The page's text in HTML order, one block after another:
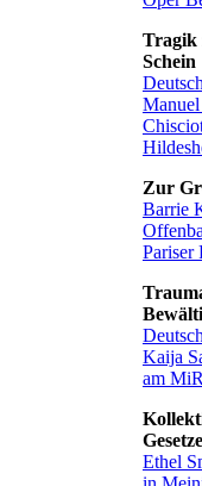
Tragik
Schein
Zur
Barrie
Pariser
Kaija
am
Ethel